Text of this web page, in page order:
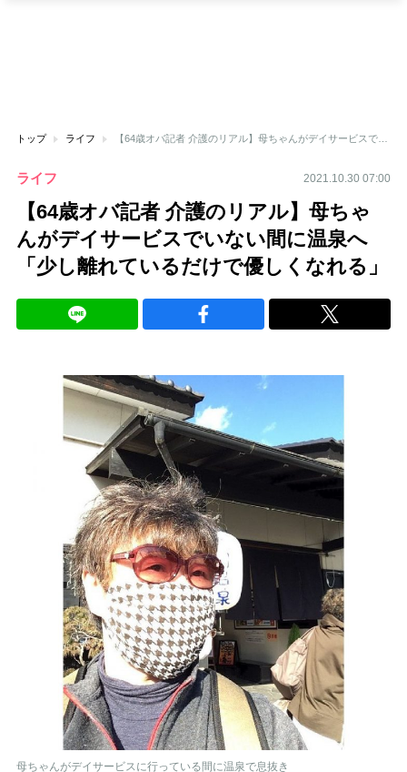
トップ ライフ 【64歳オバ記者 介護のリアル】母ちゃんがデイサービスでいない間に温泉へ「少し離れているだけで優しくなれる」
ライフ 2021.10.30 07:00
【64歳オバ記者 介護のリアル】母ちゃ
んがデイサービスでいない間に温泉へ
「少し離れているだけで優しくなれる」
母ちゃんがデイサービスに行っている間に温泉で息抜き